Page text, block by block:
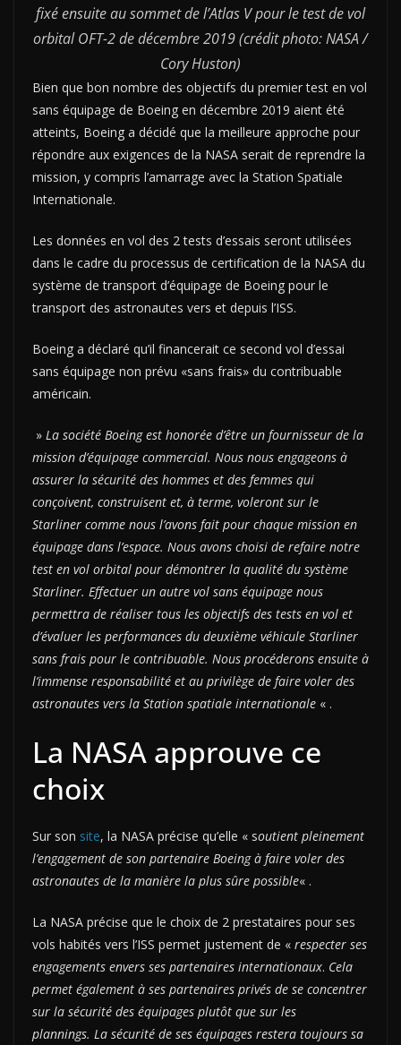
fixé ensuite au sommet de l’Atlas V pour le test de vol
orbital OFT-2 de décembre 2019 (crédit photo: NASA /
Cory Huston)
Bien que bon nombre des objectifs du premier test en vol
sans équipage de Boeing en décembre 2019 aient été
atteints, Boeing a décidé que la meilleure approche pour
répondre aux exigences de la NASA serait de reprendre la
mission, y compris l’amarrage avec la Station Spatiale
Internationale.
Les données en vol des 2 tests d’essais seront utilisées
dans le cadre du processus de certification de la NASA du
système de transport d’équipage de Boeing pour le
transport des astronautes vers et depuis l’ISS.
Boeing a déclaré qu’il financerait ce second vol d’essai
sans équipage non prévu «sans frais» du contribuable
américain.
» La société Boeing est honorée d’être un fournisseur de la
mission d’équipage commercial. Nous nous engageons à
assurer la sécurité des hommes et des femmes qui
conçoivent, construisent et, à terme, voleront sur le
Starliner comme nous l’avons fait pour chaque mission en
équipage dans l’espace. Nous avons choisi de refaire notre
test en vol orbital pour démontrer la qualité du système
Starliner. Effectuer un autre vol sans équipage nous
permettra de réaliser tous les objectifs des tests en vol et
d’évaluer les performances du deuxième véhicule Starliner
sans frais pour le contribuable. Nous procéderons ensuite à
l’immense responsabilité et au privilège de faire voler des
astronautes vers la Station spatiale internationale « .
La NASA approuve ce
choix
Sur son site, la NASA précise qu’elle « soutient pleinement
l’engagement de son partenaire Boeing à faire voler des
astronautes de la manière la plus sûre possible« .
La NASA précise que le choix de 2 prestataires pour ses
vols habités vers l’ISS permet justement de « respecter ses
engagements envers ses partenaires internationaux. Cela
permet également à ses partenaires privés de se concentrer
sur la sécurité des équipages plutôt que sur les
plannings. La sécurité de ses équipages restera toujours sa